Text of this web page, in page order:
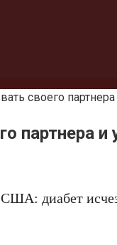
своего
партнера и
диабет